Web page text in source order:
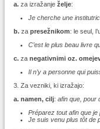
a. za izražanje želje:
Je cherche une
b. za presežnikom: le seul,
C’est le plus beau livre
c. za negativnimi oz.
Il n’y a personne qui
3. Za vezniki, ki izražajo:
a. namen, cilj: afin que, pour
Préparez tout afin que je
Je suis venu plus tôt de